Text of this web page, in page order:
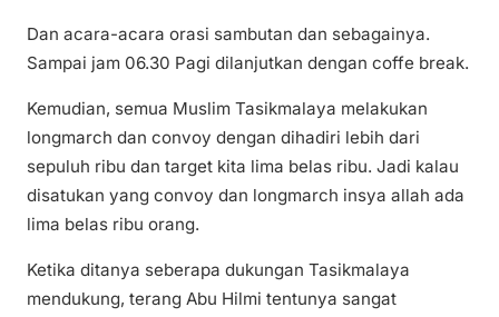
Dan acara-acara orasi sambutan dan sebagainya.
Sampai jam 06.30 Pagi dilanjutkan dengan coffe break.
Kemudian, semua Muslim Tasikmalaya melakukan
longmarch dan convoy dengan dihadiri lebih dari
sepuluh ribu dan target kita lima belas ribu. Jadi kalau
disatukan yang convoy dan longmarch insya allah ada
lima belas ribu orang.
Ketika ditanya seberapa dukungan Tasikmalaya
mendukung, terang Abu Hilmi tentunya sangat